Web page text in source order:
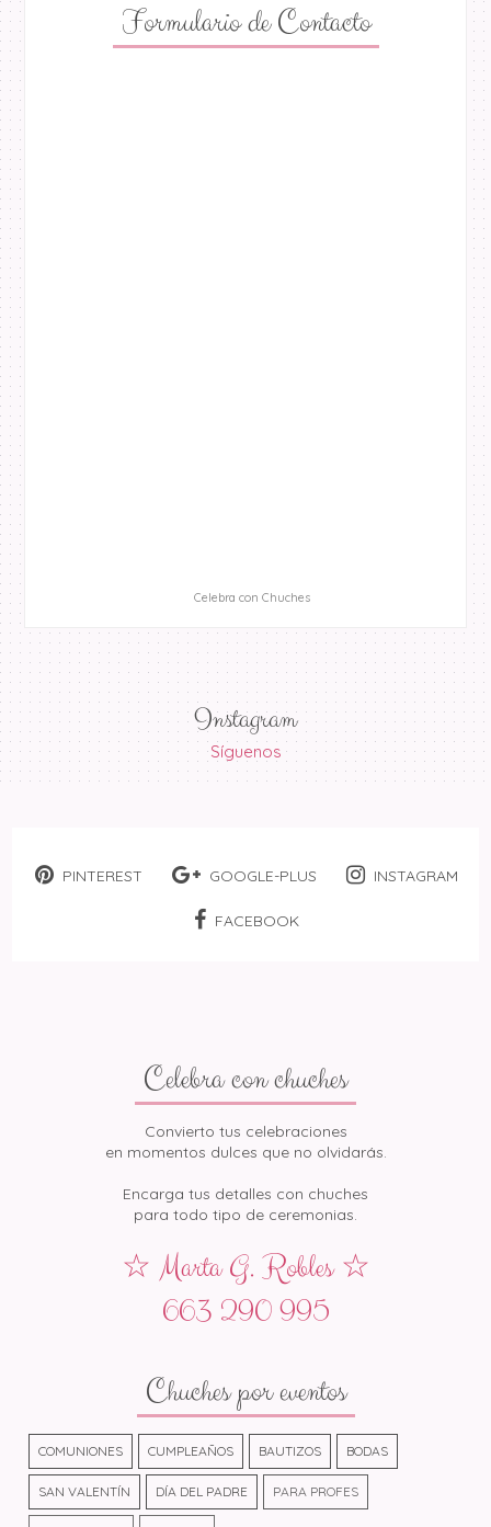
Formulario de Contacto
Celebra con Chuches
Instagram
Síguenos
PINTEREST GOOGLE-PLUS INSTAGRAM
FACEBOOK
Celebra con chuches
Convierto tus celebraciones
en momentos dulces que no olvidarás.
Encarga tus detalles con chuches
para todo tipo de ceremonias.
☆ Marta G. Robles ☆
663 290 995
Chuches por eventos
COMUNIONES CUMPLEAÑOS BAUTIZOS BODAS
SAN VALENTÍN DÍA DEL PADRE PARA PROFES